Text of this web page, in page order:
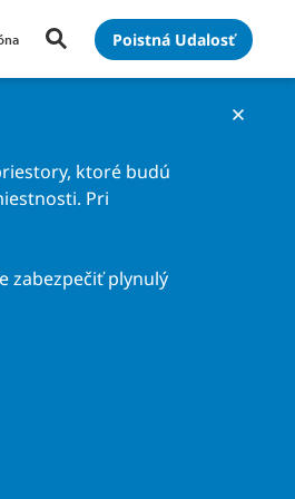
Poistná Udalosť
ktoré budú
Pri
zabezpečiť plynulý